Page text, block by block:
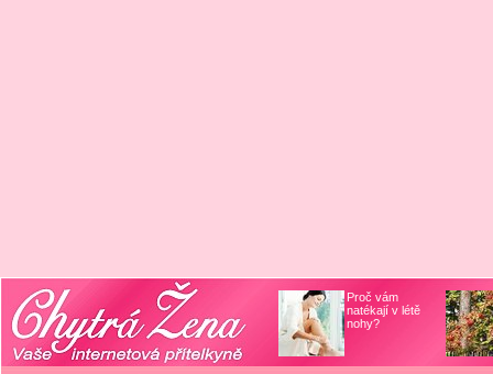
Proč vám
natékají v létě
nohy?